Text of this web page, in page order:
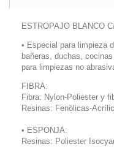
ESTROPAJO BLANCO
• Especial para limpieza
bañeras, duchas,
para limpiezas no
FIBRA:
Fibra: Nylon-Poliester y
Resinas: Fenólicas-
• ESPONJA:
Resinas: Poliester